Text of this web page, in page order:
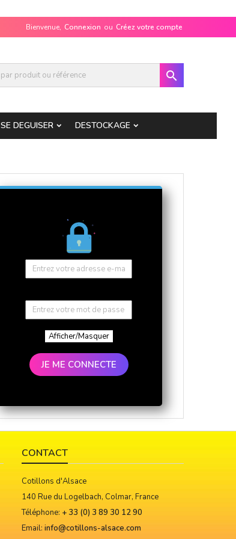
Bienvenue, Connexion ou Créez votre compte

SE DEGUISER DESTOCKAGE
Afficher/Masquer
JE ME CONNECTE
CONTACT
Cotillons d'Alsace
140 Rue du Logelbach, Colmar, France
Téléphone: + 33 (0) 3 89 30 12 90
Email: info@cotillons-alsace.com